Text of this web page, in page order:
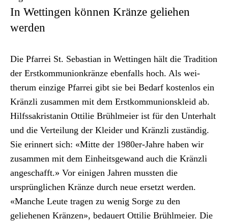
In Wettingen können Kränze geliehen
werden
Die Pfar­rei St. Sebas­t­ian in Wet­tin­gen hält die Tra­di­tion
der Erstkom­mu­nionkränze eben­falls hoch. Als wei­
therum einzige Pfar­rei gibt sie bei Bedarf kosten­los ein
Krän­zli zusam­men mit dem Erstkom­mu­nion­skleid ab.
Hil­f­s­sakris­tanin Ottilie Brühlmeier ist für den Unter­halt
und die Verteilung der Klei­der und Krän­zli zuständig.
Sie erin­nert sich: «Mitte der 1980er-Jahre haben wir
zusam­men mit dem Ein­heits­ge­wand auch die Krän­zli
angeschafft.» Vor eini­gen Jahren mussten die
ursprünglichen Kränze durch neue erset­zt wer­den.
«Manche Leute tra­gen zu wenig Sorge zu den
geliehenen Kränzen», bedauert Ottilie Brühlmeier. Die